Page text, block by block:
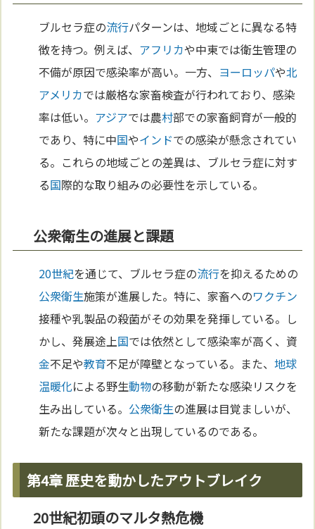
ブルセラ症の流行パターンは、地域ごとに異なる特
徴を持つ。例えば、 アフリカや中東では衛生管理の
不備が原因で感染率が高い。一方、 ヨーロッパや北
アメリカでは厳格な家畜検査が行われており、感染
率は低い。 アジアでは農村部での家畜飼育が一般的
であり、特に中国やインドでの感染が懸念されてい
る。これらの地域ごとの差異は、ブルセラ症に対す
る国際的な取り組みの必要性を示している。
公衆衛生の進展と課題
20世紀を通じて、ブルセラ症の流行を抑えるための
公衆衛生施策が進展した。特に、家畜へのワクチン
接種や乳製品の殺菌がその効果を発揮している。し
かし、発展途上国では依然として感染率が高く、資
金不足や教育不足が障壁となっている。また、地球
温暖化による野生動物の移動が新たな感染リスクを
生み出している。 公衆衛生の進展は目覚ましいが、
新たな課題が次々と出現しているのである。
第4章 歴史を動かしたアウトブレイク
20世紀初頭のマルタ熱危機